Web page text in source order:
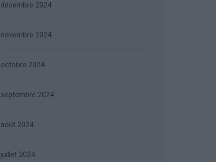
décembre 2024
novembre 2024
octobre 2024
septembre 2024
août 2024
juillet 2024